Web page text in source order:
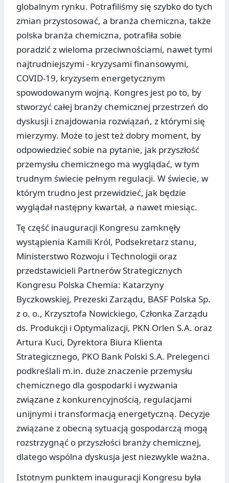
globalnym rynku. Potrafiliśmy się szybko do tych
zmian przystosować, a branża chemiczna, także
polska branża chemiczna, potrafiła sobie
poradzić z wieloma przeciwnościami, nawet tymi
najtrudniejszymi - kryzysami finansowymi,
COVID-19, kryzysem energetycznym
spowodowanym wojną. Kongres jest po to, by
stworzyć całej branży chemicznej przestrzeń do
dyskusji i znajdowania rozwiązań, z którymi się
mierzymy. Może to jest też dobry moment, by
odpowiedzieć sobie na pytanie, jak przyszłość
przemysłu chemicznego ma wyglądać, w tym
trudnym świecie pełnym regulacji. W świecie, w
którym trudno jest przewidzieć, jak będzie
wyglądał następny kwartał, a nawet miesiąc.
Tę część inauguracji Kongresu zamknęły
wystąpienia Kamili Król, Podsekretarz stanu,
Ministerstwo Rozwoju i Technologii oraz
przedstawicieli Partnerów Strategicznych
Kongresu Polska Chemia: Katarzyny
Byczkowskiej, Prezeski Zarządu, BASF Polska Sp.
z o. o., Krzysztofa Nowickiego, Członka Zarządu
ds. Produkcji i Optymalizacji, PKN Orlen S.A. oraz
Artura Kuci, Dyrektora Biura Klienta
Strategicznego, PKO Bank Polski S.A. Prelegenci
podkreślali m.in. duże znaczenie przemysłu
chemicznego dla gospodarki i wyzwania
związane z konkurencyjnością, regulacjami
unijnymi i transformacją energetyczną. Decyzje
związane z obecną sytuacją gospodarczą mogą
rozstrzygnąć o przyszłości branży chemicznej,
dlatego wspólna dyskusja jest niezwykle ważna.
Istotnym punktem inauguracji Kongresu była